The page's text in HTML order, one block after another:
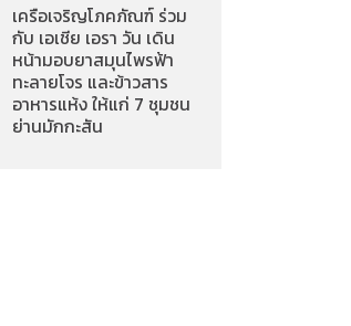
เครือเจริญโภคภัณฑ์ ร่วม
กับ เอเชีย เอรา วัน เดิน
หน้ามอบยาสมุนไพรฟ้า
ทะลายโจร และข้าวสาร
อาหารแห้ง ให้แก่ 7 ชุมชน
ย่านมักกะสัน